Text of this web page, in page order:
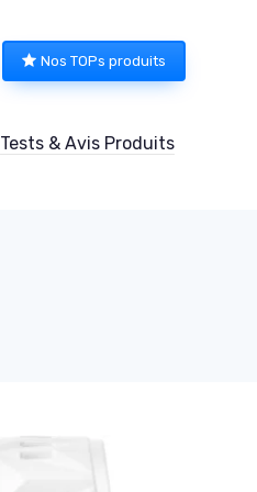
Nos TOPs produits
Tests & Avis Produits